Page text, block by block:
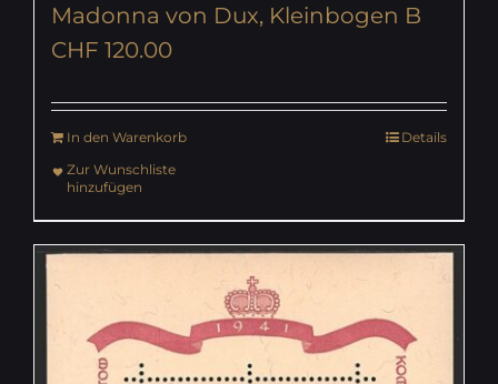
Madonna von Dux, Kleinbogen B
CHF 120.00
In den Warenkorb
Details
Zur Wunschliste
hinzufügen